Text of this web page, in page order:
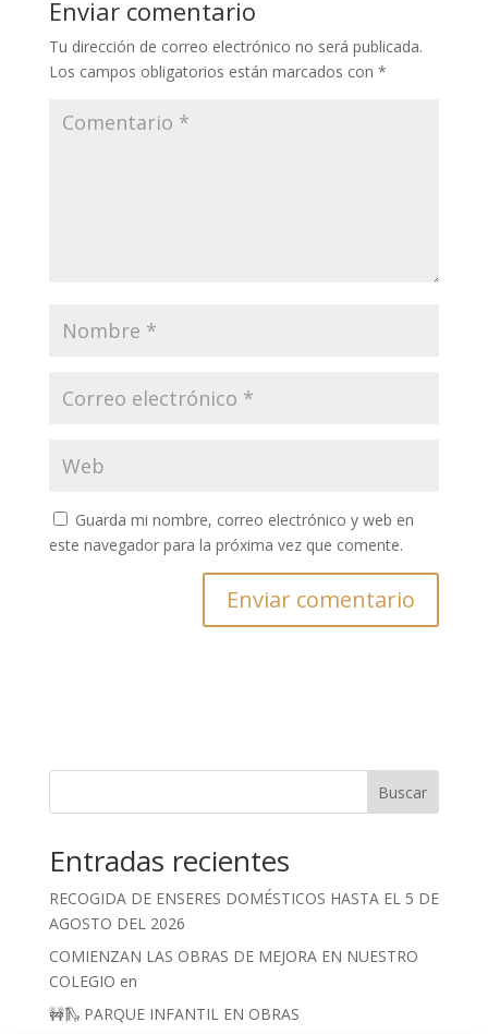
Enviar comentario
Tu dirección de correo electrónico no será publicada.
Los campos obligatorios están marcados con *
Guarda mi nombre, correo electrónico y web en
este navegador para la próxima vez que comente.
Buscar
Entradas recientes
RECOGIDA DE ENSERES DOMÉSTICOS HASTA EL 5 DE
AGOSTO DEL 2026
COMIENZAN LAS OBRAS DE MEJORA EN NUESTRO
COLEGIO en
🚧🛝 PARQUE INFANTIL EN OBRAS